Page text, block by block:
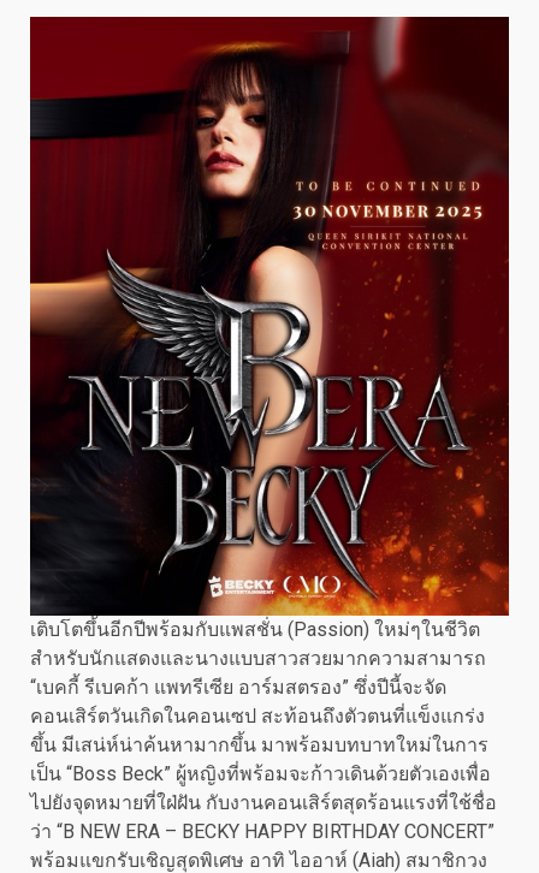
เติบโตขึ้นอีกปีพร้อมกับแพสชั่น (Passion) ใหม่ๆในชีวิต
สำหรับนักแสดงและนางแบบสาวสวยมากความสามารถ
“เบคกี้ รีเบคก้า แพทรีเซีย อาร์มสตรอง” ซึ่งปีนี้จะจัด
คอนเสิร์ตวันเกิดในคอนเซป สะท้อนถึงตัวตนที่แข็งแกร่ง
ขึ้น มีเสน่ห์น่าค้นหามากขึ้น มาพร้อมบทบาทใหม่ในการ
เป็น “Boss Beck” ผู้หญิงที่พร้อมจะก้าวเดินด้วยตัวเองเพื่อ
ไปยังจุดหมายที่ใฝ่ฝัน กับงานคอนเสิร์ตสุดร้อนแรงที่ใช้ชื่อ
ว่า “B NEW ERA – BECKY HAPPY BIRTHDAY CONCERT”
พร้อมแขกรับเชิญสุดพิเศษ อาทิ ไออาห์ (Aiah) สมาชิกวง